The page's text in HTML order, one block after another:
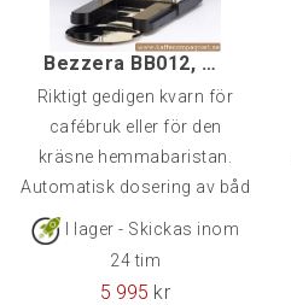
Bezzera BB012, Automatisk
Riktigt gedigen kvarn för
cafébruk eller för den
kräsne hemmabaristan.
Automatisk dosering av båd
I lager - Skickas inom
24 tim
5 995 kr